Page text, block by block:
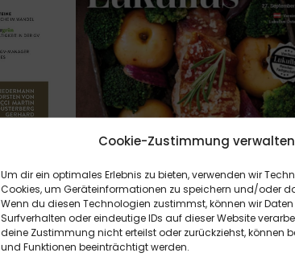
Cookie-Zustimmung verwalten
Um dir ein optimales Erlebnis zu bieten, verwenden wir
Cookies, um Geräteinformationen zu speichern und/oder
Wenn du diesen Technologien zustimmst, können wir
Surfverhalten oder eindeutige IDs auf dieser Website
deine Zustimmung nicht erteilst oder zurückziehst, können
und Funktionen beeinträchtigt werden.
Kundenmagazine